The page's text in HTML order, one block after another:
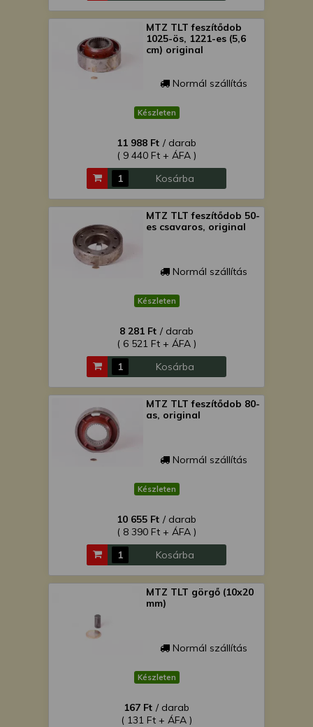
MTZ TLT feszítődob
1025-ös, 1221-es (5,6
cm) original
Normál szállítás
Készleten
11 988 Ft / darab
( 9 440 Ft + ÁFA )
Kosárba
MTZ TLT feszítődob 50-
es csavaros, original
Normál szállítás
Készleten
8 281 Ft / darab
( 6 521 Ft + ÁFA )
Kosárba
MTZ TLT feszítődob 80-
as, original
Normál szállítás
Készleten
10 655 Ft / darab
( 8 390 Ft + ÁFA )
Kosárba
MTZ TLT görgő (10x20
mm)
Normál szállítás
Készleten
167 Ft / darab
( 131 Ft + ÁFA )